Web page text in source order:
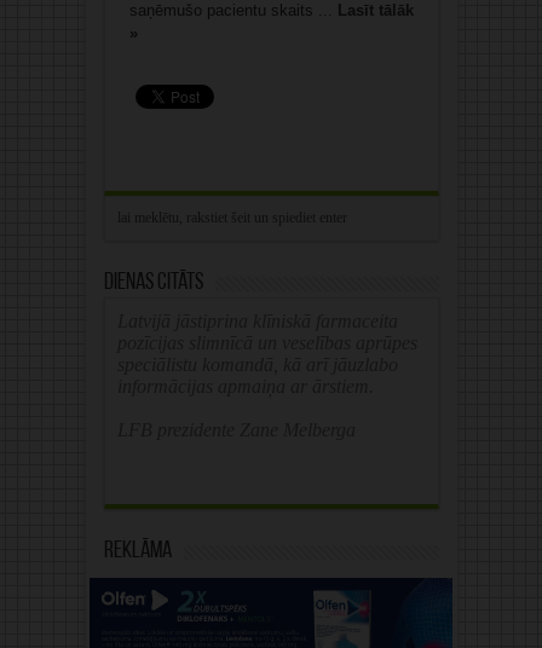
saņēmušo pacientu skaits ... Lasīt tālāk
»
Dienas citāts
Reklāma